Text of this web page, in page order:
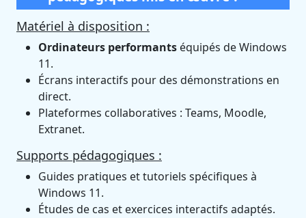
Matériel à disposition :
Ordinateurs performants équipés de Windows
11.
Écrans interactifs pour des démonstrations en
direct.
Plateformes collaboratives : Teams, Moodle,
Extranet.
Supports pédagogiques :
Guides pratiques et tutoriels spécifiques à
Windows 11.
Études de cas et exercices interactifs adaptés.